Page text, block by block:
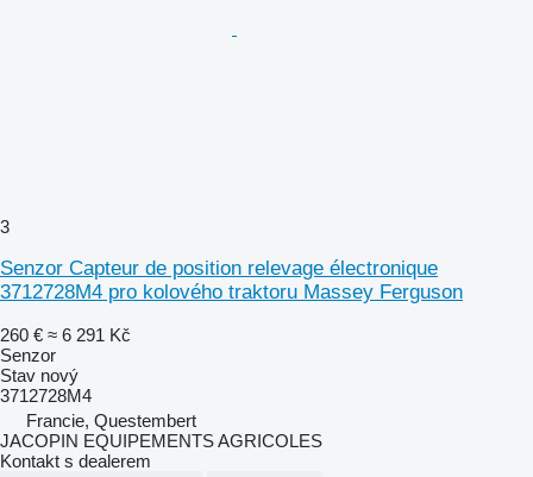
3
Senzor Capteur de position relevage électronique
3712728M4 pro kolového traktoru Massey Ferguson
260 € ≈ 6 291 Kč
Senzor
Stav nový
3712728M4
Francie, Questembert
JACOPIN EQUIPEMENTS AGRICOLES
Kontakt s dealerem